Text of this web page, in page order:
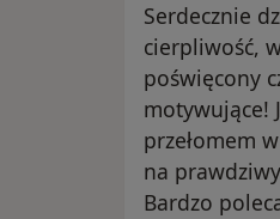
Serdecznie
cierpliwość,
poświęcony
motywujące!
przełomem
na
Bardzo